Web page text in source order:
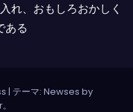
れ、おもしろおかしく
ある
| テーマ: Newses by
。